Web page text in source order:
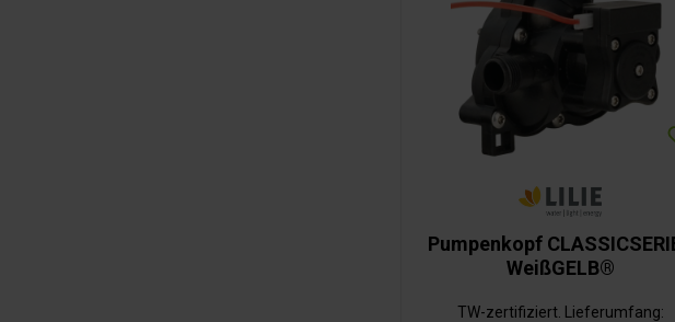
Pumpenkopf
WeißGELB®
TW-zertifiziert. Lieferumfang: